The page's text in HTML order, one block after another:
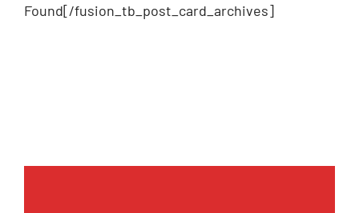
Found[/fusion_tb_post_card_archives]